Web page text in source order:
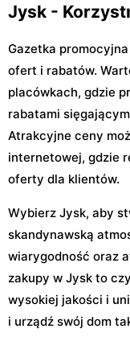
Jysk -
Gazetka
ofert i rabatów.
placówkach, gdzie
rabatami
Atrakcyjne ceny
internetowej, gdzie
oferty dla klientów.
Wybierz Jysk, aby
skandynawską
wiarygodność oraz
zakupy w Jysk to
wysokiej jakości i
i urządź swój dom